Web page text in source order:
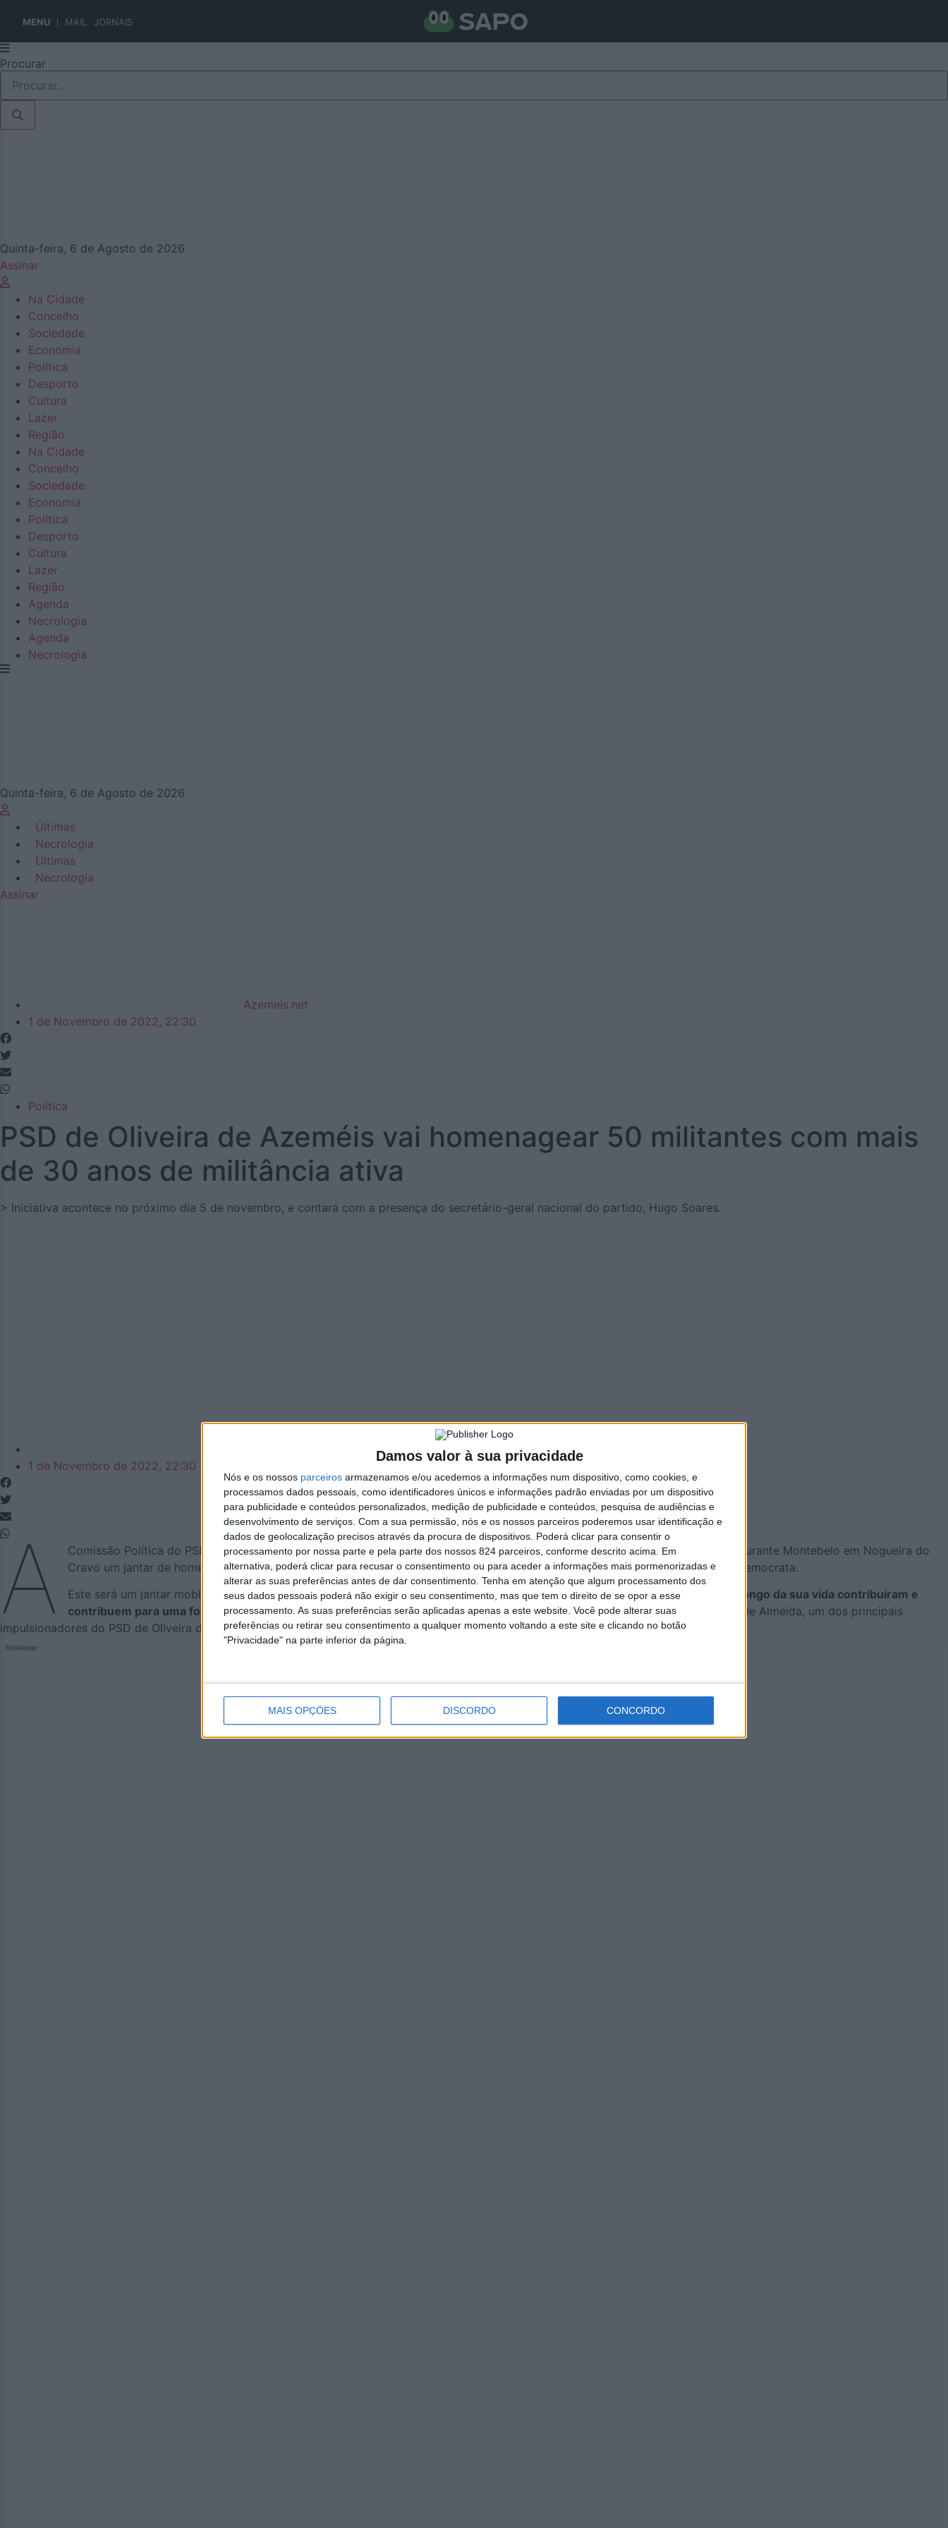
Damos valor à sua privacidade
Nós e os nossos parceiros armazenamos e/ou acedemos a informações num dispositivo, como cookies, e
processamos dados pessoais, como identificadores únicos e informações padrão enviadas por um dispositivo
para publicidade e conteúdos personalizados, medição de publicidade e conteúdos, pesquisa de audiências e
desenvolvimento de serviços. Com a sua permissão, nós e os nossos parceiros poderemos usar identificação e
dados de geolocalização precisos através da procura de dispositivos. Poderá clicar para consentir o
processamento por nossa parte e pela parte dos nossos 824 parceiros, conforme descrito acima. Em
alternativa, poderá clicar para recusar o consentimento ou para aceder a informações mais pormenorizadas e
alterar as suas preferências antes de dar consentimento. Tenha em atenção que algum processamento dos
seus dados pessoais poderá não exigir o seu consentimento, mas que tem o direito de se opor a esse
processamento. As suas preferências serão aplicadas apenas a este website. Você pode alterar suas
preferências ou retirar seu consentimento a qualquer momento voltando a este site e clicando no botão
"Privacidade" na parte inferior da página.
MAIS OPÇÕES DISCORDO CONCORDO
MENU MAIL JORNAIS
Pular
para
conteúdo
Procurar
Quinta-feira, 6 de Agosto de 2026
Assinar
Na Cidade
Concelho
Sociedade
Economia
Política
Desporto
Cultura
Lazer
Região
Na Cidade
Concelho
Sociedade
Economia
Política
Desporto
Cultura
Lazer
Região
Agenda
Necrologia
Agenda
Necrologia
Quinta-feira, 6 de Agosto de 2026
Últimas
Necrologia
Últimas
Necrologia
Assinar
Azemeis.net
1 de Novembro de 2022, 22:30
Política
PSD de Oliveira de Azeméis vai homenagear 50 militantes com mais
de 30 anos de militância ativa
> Iniciativa acontece no próximo dia 5 de novembro, e contará com a presença do secretário-geral nacional do partido, Hugo Soares.
1 de Novembro de 2022, 22:30
A
Comissão Política do PSD de Oliveira de Azeméis irá promover no próximo sábado, dia 5 de novembro, pelas 19h30, no Restaurante Montebelo em Nogueira do
Cravo um jantar de homenagem a 50 militantes que já têm no seu currículo três décadas (ou mais) de militância ativa social-democrata.
Este será um jantar mobilizador do partido, mas que visa, essencialmente,“homenagear tantos homens e mulheres que ao longo da sua vida contribuíram e
contribuem para uma forte implementação do PSD no nosso concelho”.Na lista estão nomes como, por exemplo, Casimiro de Almeida, um dos principais
impulsionadores do PSD de Oliveira de Azeméis em democracia.
Publicidade